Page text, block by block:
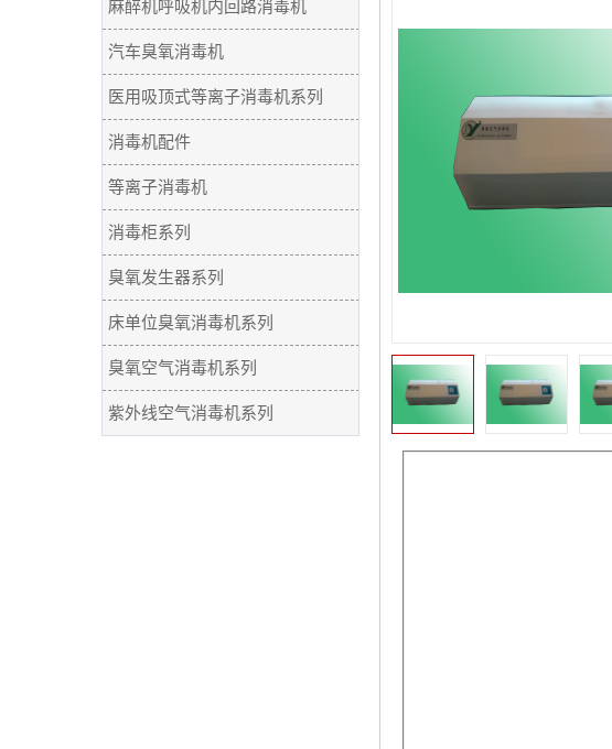
麻醉机呼吸机内回路消毒机
汽车臭氧消毒机
医用吸顶式等离子消毒机系列
消毒机配件
等离子消毒机
消毒柜系列
臭氧发生器系列
床单位臭氧消毒机系列
臭氧空气消毒机系列
紫外线空气消毒机系列